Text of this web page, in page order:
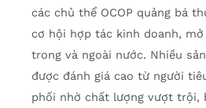
các chủ thể OCOP quảng bá
cơ hội hợp tác kinh doanh,
trong và ngoài nước. Nhiều
được đánh giá cao từ người
phối nhờ chất lượng vượt trội,